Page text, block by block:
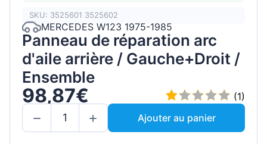
SKU: 3525601 3525602
MERCEDES W123 1975-1985
Panneau de réparation arc
d'aile arrière / Gauche+Droit /
Ensemble
98,87€
(1)
Ajouter au panier